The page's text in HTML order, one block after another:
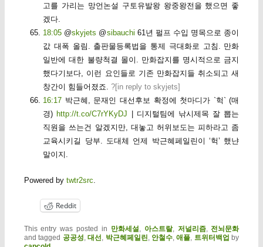
고를 가리는 망언논설 구토유발왕 왕중왕전을 했으면 좋
겠다.
18:05 @skyjets @sibauchi 61년 펄프 수입 명목으로 종이
값 대폭 올림. 출판물등록법을 통제 극대화로 고침. 만화
일반에 대한 불량척결 몰이. 만화잡지를 명시적으로 금지
했다기보다, 이런 요인들로 기존 만화잡지들 취소되고 새
창간이 힘들어졌죠. ?[in reply to skyjets]
16:17 박근혜, 문재인 대선후보 확정에 첫마디가 `헉` (매
경) http://t.co/C7rYKyDJ | 디지털팀에 낚시제목 잘 뽑는
직원을 쓰는건 알겠지만, 대놓고 허위보도는 피하라고 좀
교육시키길 당부. 도대체 언제 박근혜페일린이 ‘헉’ 했냔
말이지.
Powered by twtr2src.
Reddit
This entry was posted in 만화세설, 아스트랄, 저널리즘, 전뇌문화
and tagged 공공성,대선, 박근혜페일린, 안철수,애플, 트위터백업 by